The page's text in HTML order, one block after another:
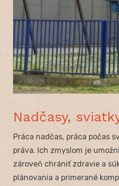
Nadčasy,
Práca nadčas, práca počas
práva. Ich zmyslom je
zároveň chrániť zdravie a
plánovania a primerané